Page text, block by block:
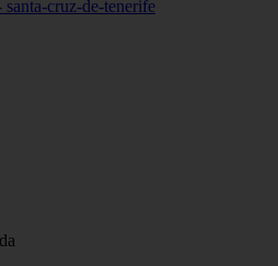
santa-cruz-de-tenerife